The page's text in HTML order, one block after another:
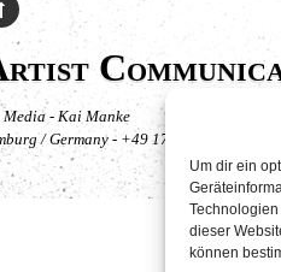
Um dir ein
dieser
können
- Kai Manke
/ Germany - +49 171 830 4044